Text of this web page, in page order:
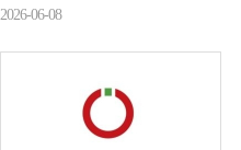
2026-06-08